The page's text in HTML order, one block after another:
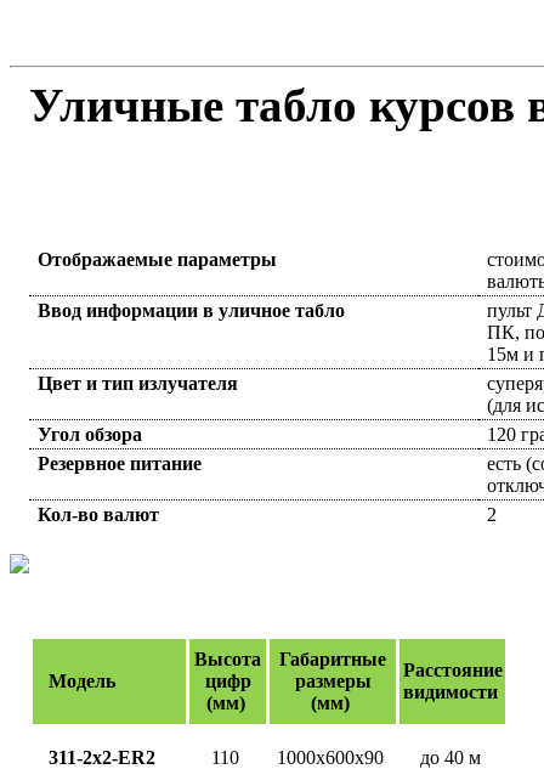
Уличные табло курсов
Отображаемые параметры
Ввод информации в уличное табло
пульт
ПК,
15м и
Цвет и тип излучателя
(для
Угол обзора
120
Резервное питание
есть
Кол-во валют
2
Модель
Высота
цифр
(мм)
Габаритные
размеры
(мм)
Расстояние
видимости
311-2х2-ЕR2 110 1000х600х90 до 40 м